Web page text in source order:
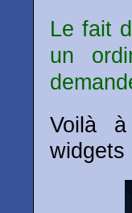
Le fait
un
Voilà
widgets